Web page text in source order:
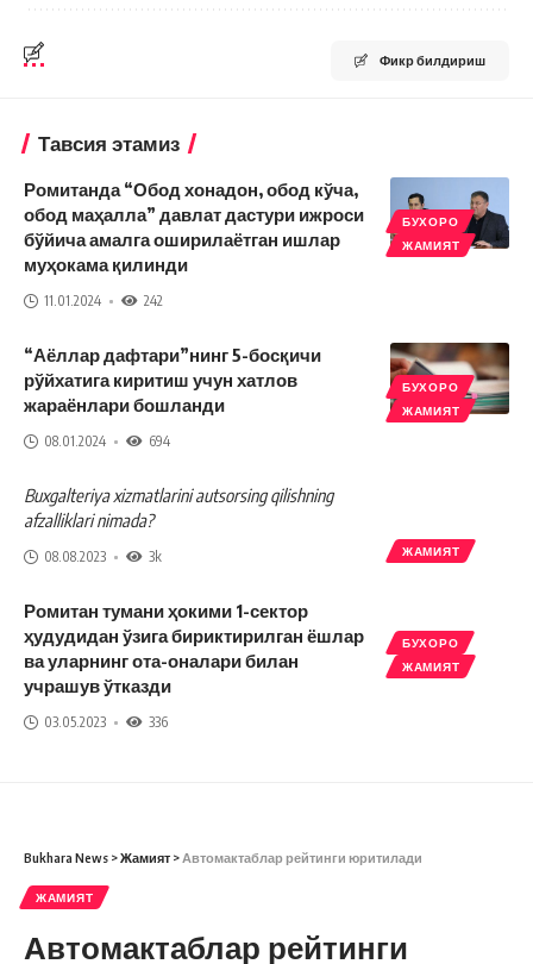
Фикр билдириш
Тавсия этамиз
БУХОРО
ЖАМИЯТ
Ромитанда “Обод хонадон, обод кўча,
обод маҳалла” давлат дастури ижроси
бўйича амалга оширилаётган ишлар
муҳокама қилинди
11.01.2024 242
БУХОРО
ЖАМИЯТ
“Аёллар дафтари”нинг 5-босқичи
рўйхатига киритиш учун хатлов
жараёнлари бошланди
08.01.2024 694
ЖАМИЯТ
Buxgalteriya xizmatlarini autsorsing qilishning
afzalliklari nimada?
08.08.2023 3k
БУХОРО
ЖАМИЯТ
Ромитан тумани ҳокими 1-сектор
ҳудудидан ўзига бириктирилган ёшлар
ва уларнинг ота-оналари билан
учрашув ўтказди
03.05.2023 336
Bukhara News >Жамият > Автомактаблар рейтинги юритилади
ЖАМИЯТ
Автомактаблар рейтинги